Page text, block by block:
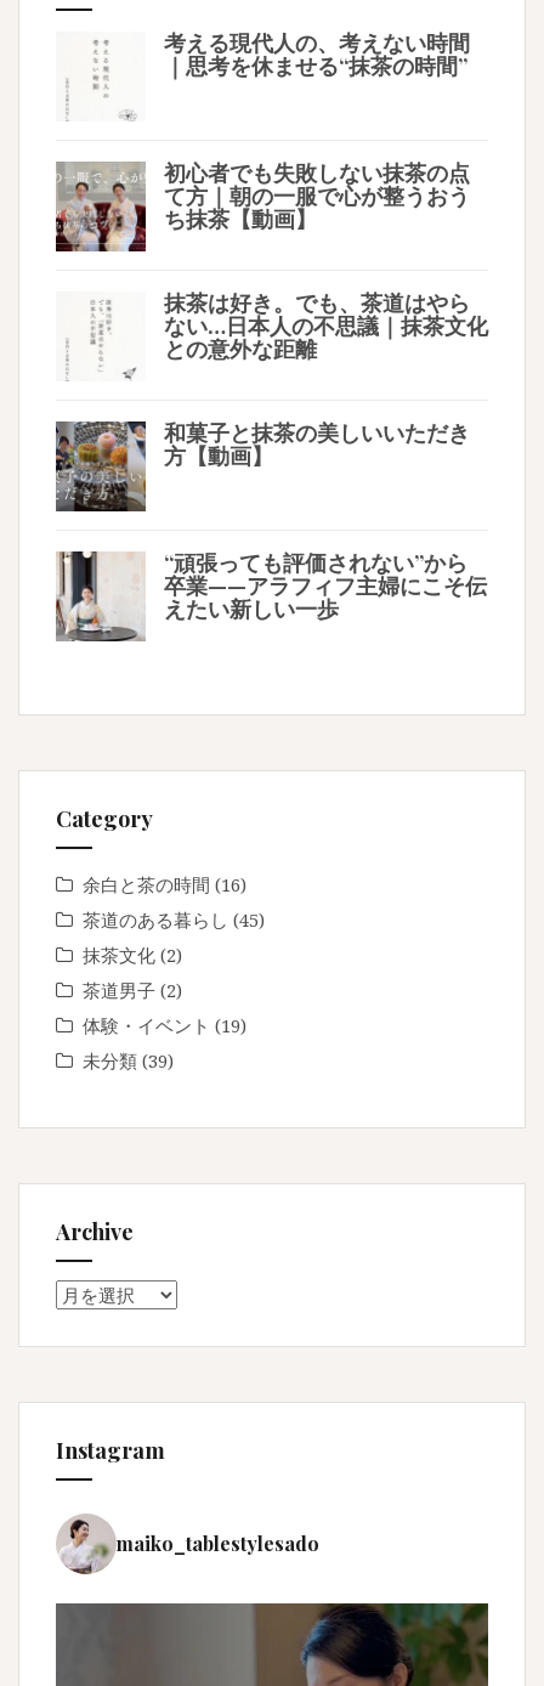
考える現代人の、考えない時間
｜思考を休ませる“抹茶の時間”
初心者でも失敗しない抹茶の点
て方｜朝の一服で心が整うおう
ち抹茶【動画】
抹茶は好き。でも、茶道はやら
ない…日本人の不思議｜抹茶文化
との意外な距離
和菓子と抹茶の美しいいただき
方【動画】
“頑張っても評価されない”から
卒業——アラフィフ主婦にこそ伝
えたい新しい一歩
Category
余白と茶の時間 (16)
茶道のある暮らし (45)
抹茶文化 (2)
茶道男子 (2)
体験・イベント (19)
未分類 (39)
Archive
Archive
Instagram
maiko_tablestylesado